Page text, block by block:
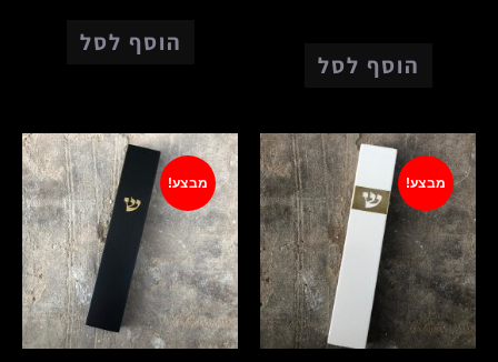
הוסף לסל
הוסף לסל
מבצע! מבצע!